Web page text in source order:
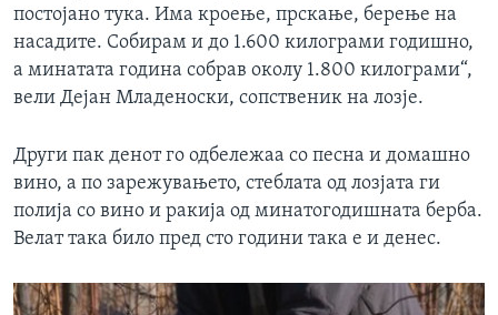
постојано тука. Има кроење, прскање, берење на
насадите. Собирам и до 1.600 килограми годишно,
а минатата година собрав околу 1.800 килограми“,
вели Дејан Младеноски, сопственик на лозје.
Други пак денот го одбележаа со песна и домашно
вино, а по зарежувањето, стеблата од лозјата ги
полија со вино и ракија од минатогодишната берба.
Велат така било пред сто години така е и денес.